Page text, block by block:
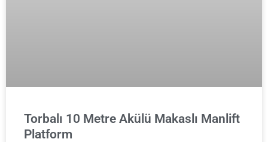
Torbalı 10 Metre Akülü Makaslı Manlift
Platform